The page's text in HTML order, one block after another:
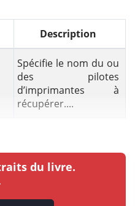
Description
Spécifie le nom du ou
des pilotes
d’imprimantes à
récupérer....
du livre.